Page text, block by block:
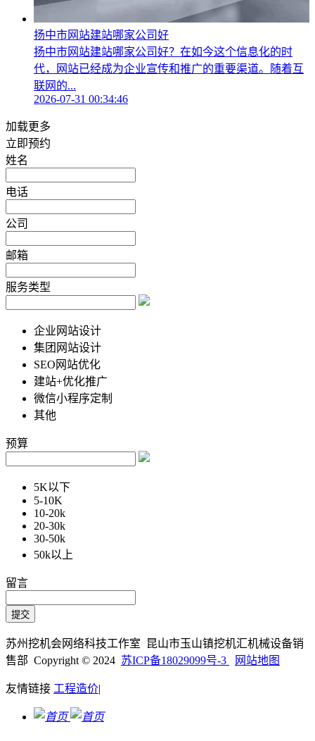
扬中市网站建站哪家公司好
扬中市网站建站哪家公司好？在如今这个信息化的时
代，网站已经成为企业宣传和推广的重要渠道。随着互
联网的...
2026-07-31 00:34:46
加载更多
立即预约
姓名
电话
公司
邮箱
服务类型
企业网站设计
集团网站设计
SEO网站优化
建站+优化推广
微信小程序定制
其他
预算
5K以下
5-10K
10-20k
20-30k
30-50k
50k以上
留言
苏州挖机会网络科技工作室 昆山市玉山镇挖机汇机械设备销
售部 Copyright © 2024 苏ICP备18029099号-3 网站地图
友情链接 工程造价|